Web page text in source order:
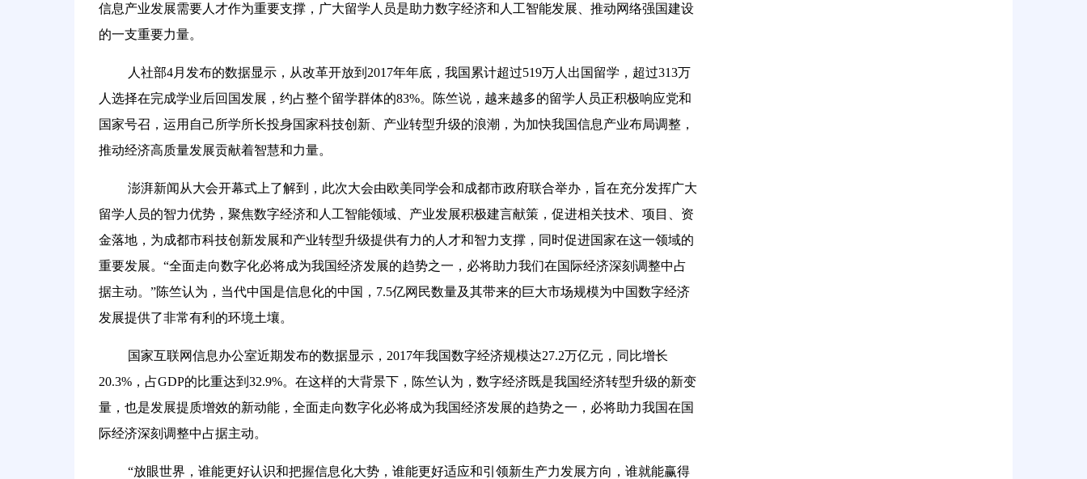
信息产业发展需要人才作为重要支撑，广大留学人员是助力数字经济和人工智能发展、推动网络强国建设
的一支重要力量。
人社部4月发布的数据显示，从改革开放到2017年年底，我国累计超过519万人出国留学，超过313万
人选择在完成学业后回国发展，约占整个留学群体的83%。陈竺说，越来越多的留学人员正积极响应党和
国家号召，运用自己所学所长投身国家科技创新、产业转型升级的浪潮，为加快我国信息产业布局调整，
推动经济高质量发展贡献着智慧和力量。
澎湃新闻从大会开幕式上了解到，此次大会由欧美同学会和成都市政府联合举办，旨在充分发挥广大
留学人员的智力优势，聚焦数字经济和人工智能领域、产业发展积极建言献策，促进相关技术、项目、资
金落地，为成都市科技创新发展和产业转型升级提供有力的人才和智力支撑，同时促进国家在这一领域的
重要发展。“全面走向数字化必将成为我国经济发展的趋势之一，必将助力我们在国际经济深刻调整中占
据主动。”陈竺认为，当代中国是信息化的中国，7.5亿网民数量及其带来的巨大市场规模为中国数字经济
发展提供了非常有利的环境土壤。
国家互联网信息办公室近期发布的数据显示，2017年我国数字经济规模达27.2万亿元，同比增长
20.3%，占GDP的比重达到32.9%。在这样的大背景下，陈竺认为，数字经济既是我国经济转型升级的新变
量，也是发展提质增效的新动能，全面走向数字化必将成为我国经济发展的趋势之一，必将助力我国在国
际经济深刻调整中占据主动。
“放眼世界，谁能更好认识和把握信息化大势，谁能更好适应和引领新生产力发展方向，谁就能赢得